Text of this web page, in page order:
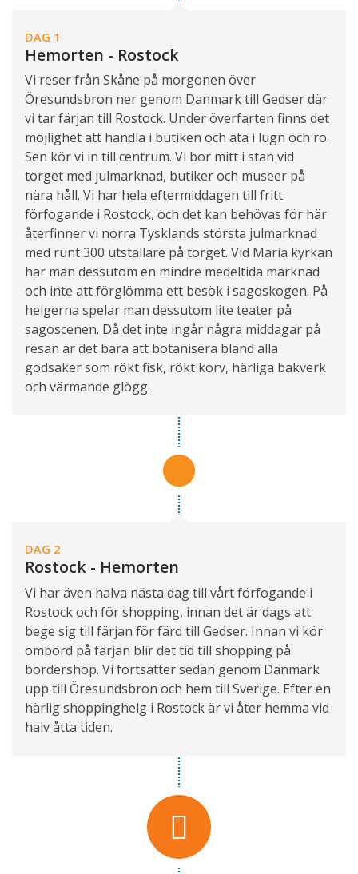
DAG 1
Hemorten - Rostock
Vi reser från Skåne på morgonen över
Öresundsbron ner genom Danmark till Gedser där
vi tar färjan till Rostock. Under överfarten finns det
möjlighet att handla i butiken och äta i lugn och ro.
Sen kör vi in till centrum. Vi bor mitt i stan vid
torget med julmarknad, butiker och museer på
nära håll. Vi har hela eftermiddagen till fritt
förfogande i Rostock, och det kan behövas för här
återfinner vi norra Tysklands största julmarknad
med runt 300 utställare på torget. Vid Maria kyrkan
har man dessutom en mindre medeltida marknad
och inte att förglömma ett besök i sagoskogen. På
helgerna spelar man dessutom lite teater på
sagoscenen. Då det inte ingår några middagar på
resan är det bara att botanisera bland alla
godsaker som rökt fisk, rökt korv, härliga bakverk
och värmande glögg.
DAG 2
Rostock - Hemorten
Vi har även halva nästa dag till vårt förfogande i
Rostock och för shopping, innan det är dags att
bege sig till färjan för färd till Gedser. Innan vi kör
ombord på färjan blir det tid till shopping på
bordershop. Vi fortsätter sedan genom Danmark
upp till Öresundsbron och hem till Sverige. Efter en
härlig shoppinghelg i Rostock är vi åter hemma vid
halv åtta tiden.